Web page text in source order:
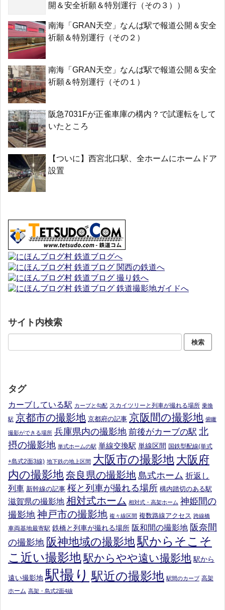
開＆安全祈願＆特別運行（その３））
南海「GRAN天空」なんば駅で報道公開＆安全
祈願＆特別運行（その２）
南海「GRAN天空」なんば駅で報道公開＆安全
祈願＆特別運行（その１）
阪急7031Fが正雀車庫の構内？で試運転をして
いたところ
【ついに】西宮北口駅、全ホームにホームドア
設置
サイト内検索
タグ
カーブしている駅 カーブと勾配 スカイツリーと列車が撮れる場所 乗換
駅 京都市の撮影地 京都府の記事 京阪間の撮影地 俯瞰
撮影ができる場所 兵庫県内の撮影地 前後がカーブの駅 北
摂の撮影地 単式ホームの駅 単線交換駅 単線区間 国鉄型配線(単式
+島式2面3線) 地下鉄の地上区間 大阪市の撮影地 大阪府
内の撮影地奈良県の撮影地 島式ホーム 折返し
列車 新幹線の記事 桜と列車が撮れる場所 構内踏切のある駅
滋賀県の撮影地 相対式ホーム 相対式・高架ホーム 神姫間の
撮影地神戸市の撮影地 複々線区間 複数路線アクセス 跨線橋
車両基地最寄駅 鉄橋と列車が撮れる場所 阪和間の撮影地 阪奈間
の撮影地 阪神地域の撮影地駅からそこそ
こ近い撮影地駅からやや遠い撮影地 駅から
遠い撮影地 駅撮り 駅近の撮影地 駅間のカーブ 高架
ホーム 高架・島式2面4線